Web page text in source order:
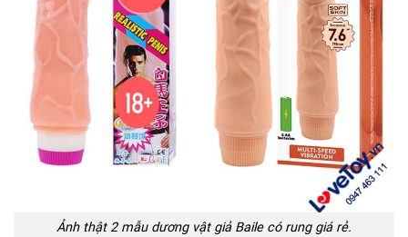
Ảnh thật 2 mẫu dương vật giả Baile có rung giá rẻ.